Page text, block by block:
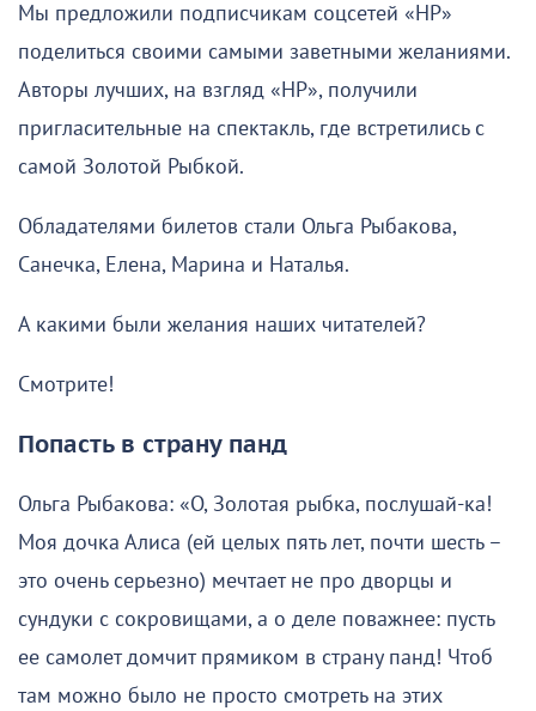
Мы предложили подписчикам соцсетей «НР»
поделиться своими самыми заветными желаниями.
Авторы лучших, на взгляд «НР», получили
пригласительные на спектакль, где встретились с
самой Золотой Рыбкой.
Обладателями билетов стали Ольга Рыбакова,
Санечка, Елена, Марина и Наталья.
А какими были желания наших читателей?
Смотрите!
Попасть в страну панд
Ольга Рыбакова: «О, Золотая рыбка, послушай-ка!
Моя дочка Алиса (ей целых пять лет, почти шесть –
это очень серьезно) мечтает не про дворцы и
сундуки с сокровищами, а о деле поважнее: пусть
ее самолет домчит прямиком в страну панд! Чтоб
там можно было не просто смотреть на этих